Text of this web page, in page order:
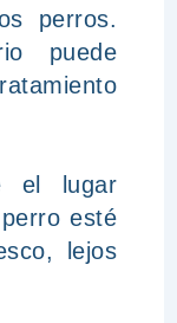
perros.
puede
el lugar
esté
lejos